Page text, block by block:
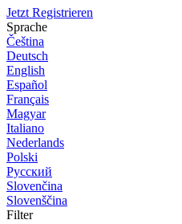
Jetzt Registrieren
Sprache
Čeština
Deutsch
English
Español
Français
Magyar
Italiano
Nederlands
Polski
Русский
Slovenčina
Slovenščina
Filter